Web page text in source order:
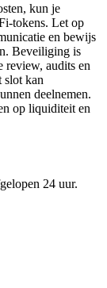
kun je
tokens. Let op
en bewijs
Beveiliging is
audits en
slot kan
deelnemen.
op liquiditeit en
24 uur.